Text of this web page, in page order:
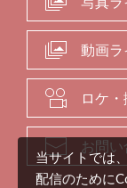
動画
ロケ
お問
当サイトでは
配信のために